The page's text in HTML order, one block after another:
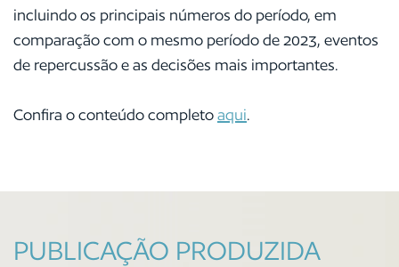
incluindo os principais números do período, em
comparação com o mesmo período de 2023, eventos
de repercussão e as decisões mais importantes.
Confira o conteúdo completoaqui.
PUBLICAÇÃO PRODUZIDA